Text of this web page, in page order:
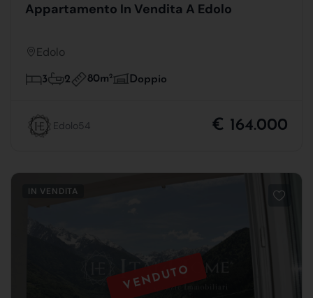
Appartamento In Vendita A Edolo
Edolo
3 2 80m2 Doppio
Edolo54 € 164.000
VENDUTO
IN VENDITA